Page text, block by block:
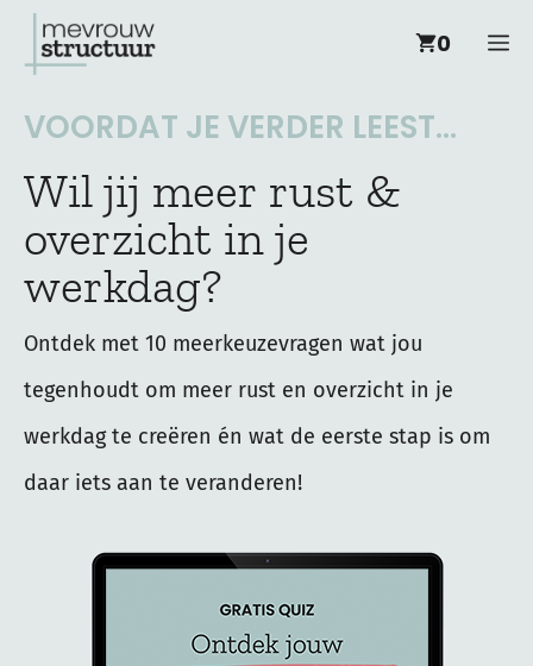
naar
0
VOORDAT JE VERDER LEEST...
Wil jij meer rust &
overzicht in je
werkdag?
Ontdek met 10 meerkeuzevragen wat jou
tegenhoudt om meer rust en overzicht in je
werkdag te creëren én wat de eerste stap is om
daar iets aan te veranderen!